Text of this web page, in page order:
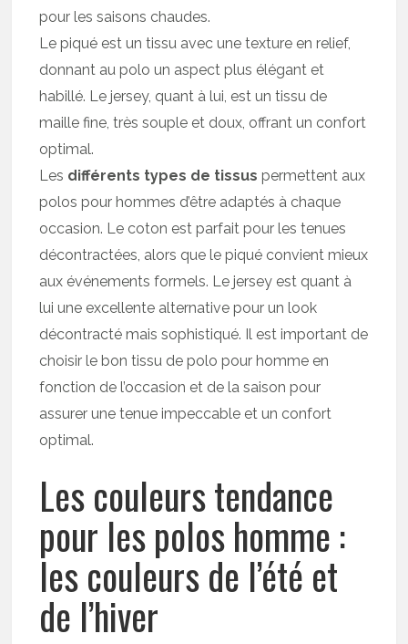
pour les saisons chaudes.
Le piqué est un tissu avec une texture en relief,
donnant au polo un aspect plus élégant et
habillé. Le jersey, quant à lui, est un tissu de
maille fine, très souple et doux, offrant un confort
optimal.
Les différents types de tissus permettent aux
polos pour hommes d’être adaptés à chaque
occasion. Le coton est parfait pour les tenues
décontractées, alors que le piqué convient mieux
aux événements formels. Le jersey est quant à
lui une excellente alternative pour un look
décontracté mais sophistiqué. Il est important de
choisir le bon tissu de polo pour homme en
fonction de l’occasion et de la saison pour
assurer une tenue impeccable et un confort
optimal.
Les couleurs tendance
pour les polos homme :
les couleurs de l’été et
de l’hiver